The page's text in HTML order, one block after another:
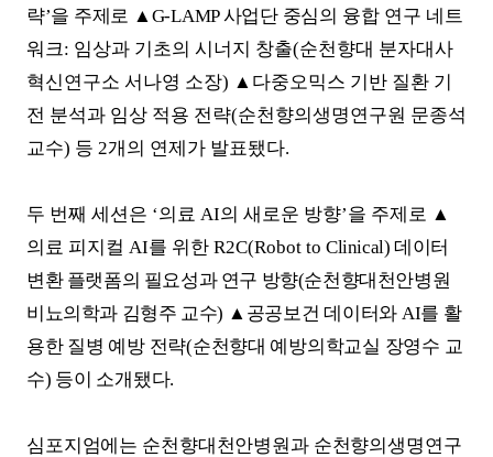
략’을 주제로 ▲G-LAMP사업단 중심의 융합 연구 네트
워크: 임상과 기초의 시너지 창출(순천향대 분자대사
혁신연구소 서나영 소장) ▲ 다중오믹스 기반 질환 기
전 분석과 임상 적용 전략(순천향의생명연구원 문종석
교수) 등 2개의 연제가 발표됐다.
두 번째 세션은 ‘의료 AI의 새로운 방향’을 주제로 ▲
의료 피지컬 AI를 위한 R2C(Robot to Clinical) 데이터
변환 플랫폼의 필요성과 연구 방향(순천향대천안병원
비뇨의학과 김형주 교수) ▲ 공공보건 데이터와 AI를 활
용한 질병 예방 전략(순천향대 예방의학교실 장영수 교
수) 등이 소개됐다.
심포지엄에는 순천향대천안병원과 순천향의생명연구